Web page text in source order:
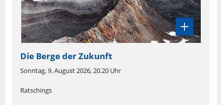
Die Berge der Zukunft
Sonntag, 9. August 2026, 20.20 Uhr
Ratschings